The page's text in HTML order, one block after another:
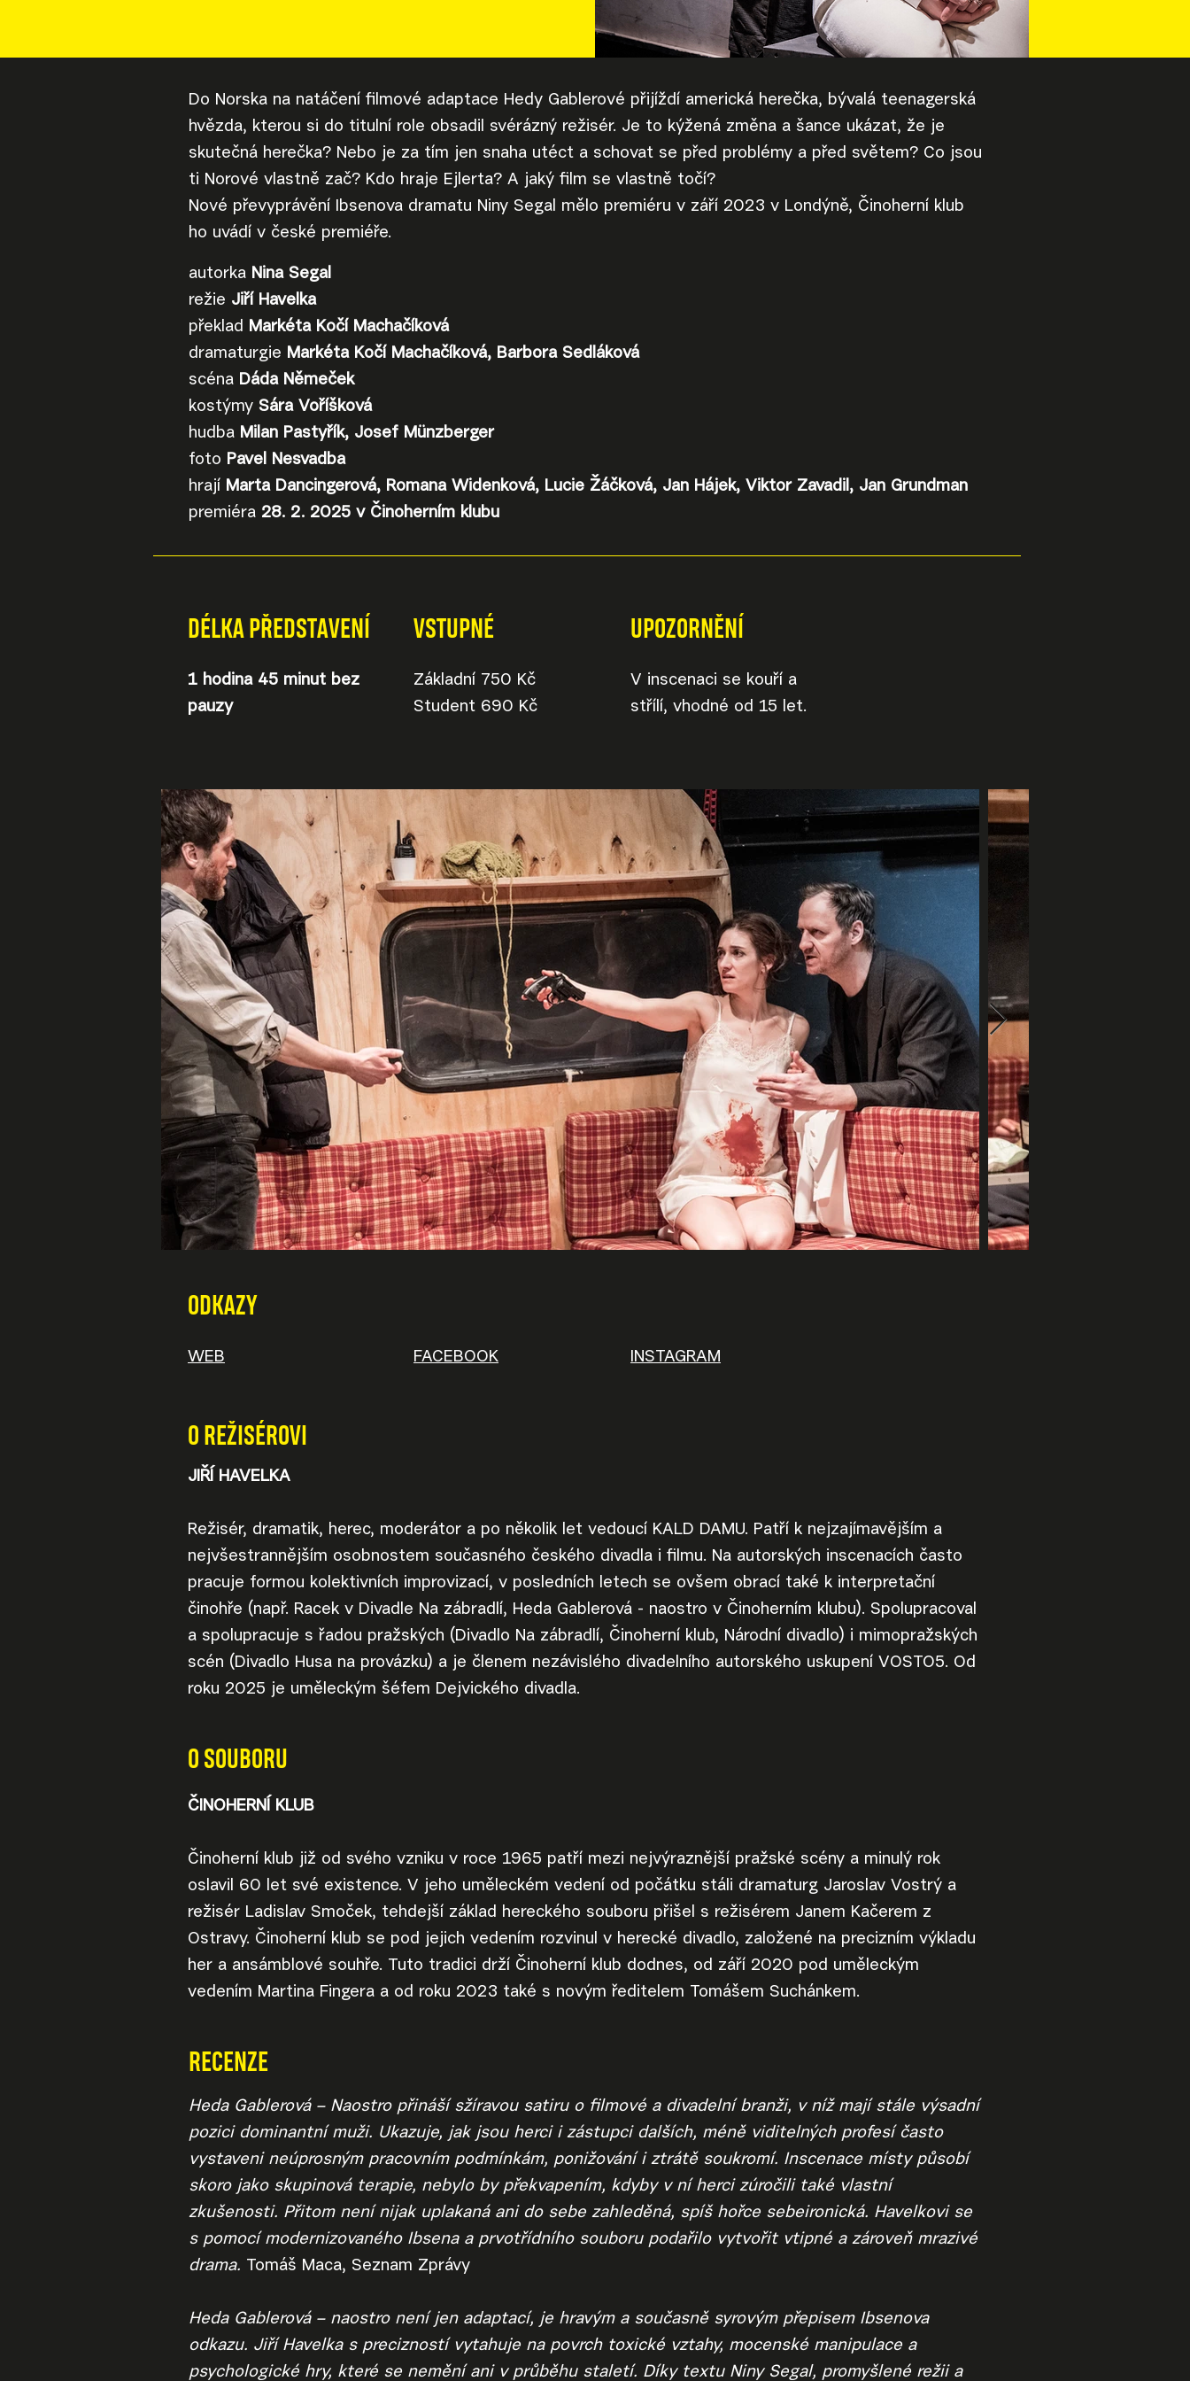
Do Norska na natáčení filmové adaptace Hedy Gablerové přijíždí americká herečka, bývalá teenagerská
hvězda, kterou si do titulní role obsadil svérázný režisér. Je to kýžená změna a šance ukázat, že je
skutečná herečka? Nebo je za tím jen snaha utéct a schovat se před problémy a před světem? Co jsou
ti Norové vlastně zač? Kdo hraje Ejlerta? A jaký film se vlastně točí?
Nové převyprávění Ibsenova dramatu Niny Segal mělo premiéru v září 2023 v Londýně, Činoherní klub
ho uvádí v české premiéře.
autorka Nina Segal
režie Jiří Havelka
překlad Markéta Kočí Machačíková
dramaturgie Markéta Kočí Machačíková, Barbora Sedláková
scéna Dáda Němeček
kostýmy Sára Voříšková
hudba Milan Pastyřík, Josef Münzberger
foto Pavel Nesvadba
hrají Marta Dancingerová, Romana Widenková, Lucie Žáčková, Jan Hájek, Viktor Zavadil, Jan Grundman
premiéra 28. 2. 2025 v Činoherním klubu
DÉLKA PŘEDSTAVENÍ
1 hodina 45 minut bez
pauzy
VSTUPNÉ
Základní 750 Kč
Student 690 Kč
UPOZORNĚNÍ
V inscenaci se kouří a
střílí, vhodné od 15 let.
ODKAZY
WEB FACEBOOK INSTAGRAM
O REŽISÉROVI
JIŘÍ HAVELKA
Režisér, dramatik, herec, moderátor a po několik let vedoucí KALD DAMU. Patří k nejzajímavějším a
nejvšestrannějším osobnostem současného českého divadla i filmu. Na autorských inscenacích často
pracuje formou kolektivních improvizací, v posledních letech se ovšem obrací také k interpretační
činohře (např. Racek v Divadle Na zábradlí, Heda Gablerová - naostro v Činoherním klubu). Spolupracoval
a spolupracuje s řadou pražských (Divadlo Na zábradlí, Činoherní klub, Národní divadlo) i mimopražských
scén (Divadlo Husa na provázku) a je členem nezávislého divadelního autorského uskupení VOSTO5. Od
roku 2025 je uměleckým šéfem Dejvického divadla.
O SOUBORU
ČINOHERNÍ KLUB
Činoherní klub již od svého vzniku v roce 1965 patří mezi nejvýraznější pražské scény a minulý rok
oslavil 60 let své existence. V jeho uměleckém vedení od počátku stáli dramaturg Jaroslav Vostrý a
režisér Ladislav Smoček, tehdejší základ hereckého souboru přišel s režisérem Janem Kačerem z
Ostravy. Činoherní klub se pod jejich vedením rozvinul v herecké divadlo, založené na precizním výkladu
her a ansámblové souhře. Tuto tradici drží Činoherní klub dodnes, od září 2020 pod uměleckým
vedením Martina Fingera a od roku 2023 také s novým ředitelem Tomášem Suchánkem.
RECENZE
Heda Gablerová – Naostro přináší sžíravou satiru o filmové a divadelní branži, v níž mají stále výsadní
pozici dominantní muži. Ukazuje, jak jsou herci i zástupci dalších, méně viditelných profesí často
vystaveni neúprosným pracovním podmínkám, ponižování i ztrátě soukromí. Inscenace místy působí
skoro jako skupinová terapie, nebylo by překvapením, kdyby v ní herci zúročili také vlastní
zkušenosti. Přitom není nijak uplakaná ani do sebe zahleděná, spíš hořce sebeironická. Havelkovi se
s pomocí modernizovaného Ibsena a prvotřídního souboru podařilo vytvořit vtipné a zároveň mrazivé
drama. Tomáš Maca, Seznam Zprávy
Heda Gablerová – naostro není jen adaptací, je hravým a současně syrovým přepisem Ibsenova
odkazu. Jiří Havelka s precizností vytahuje na povrch toxické vztahy, mocenské manipulace a
psychologické hry, které se nemění ani v průběhu staletí. Díky textu Niny Segal, promyšlené režii a